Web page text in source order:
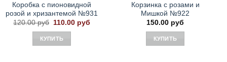
Коробка с пионовидной
розой и хризантемой №931
120.00руб
Первоначальная
составляла
120.00 руб.
110.00 руб
КУПИТЬ
Корзинка с розами и
Мишкой №922
150.00 руб
КУПИТЬ